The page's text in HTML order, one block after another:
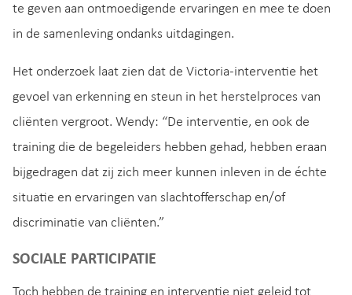
te geven aan ontmoedigende ervaringen en mee te doen
in de samenleving ondanks uitdagingen.
Het onderzoek laat zien dat de Victoria-interventie het
gevoel van erkenning en steun in het herstelproces van
cliënten vergroot. Wendy: “De interventie, en ook de
training die de begeleiders hebben gehad, hebben eraan
bijgedragen dat zij zich meer kunnen inleven in de échte
situatie en ervaringen van slachtofferschap en/of
discriminatie van cliënten.”
SOCIALE PARTICIPATIE
Toch hebben de training en interventie niet geleid tot